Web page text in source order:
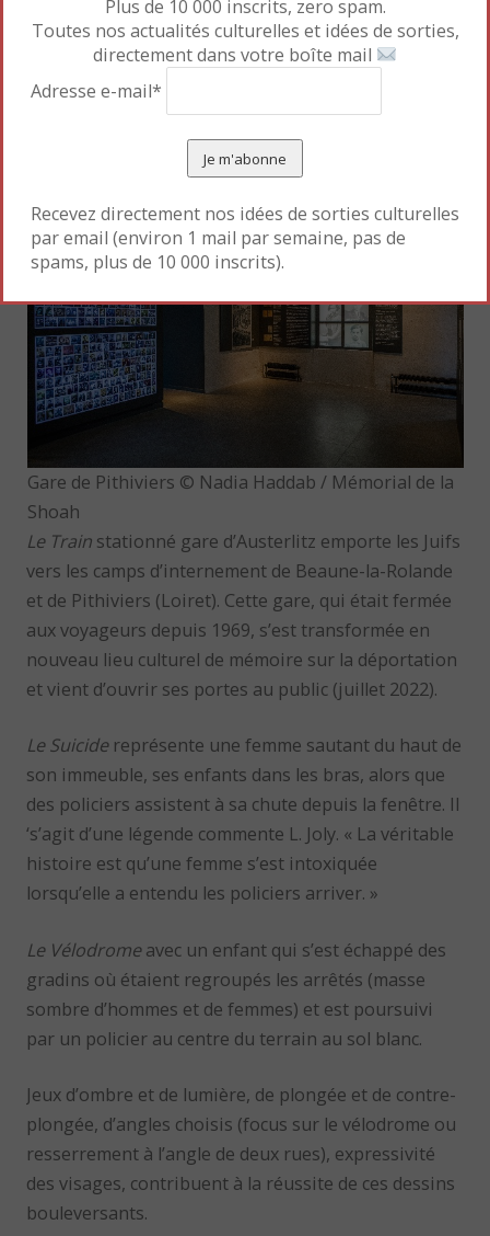
L’Autobus, Cabu, 1967. Publié dans le n° 313 du
Nouveau Candide© V. Cabut
conduit une foule d’hommes, de femmes
et d’enfants entassés, et dont chaque visage exprime
un sentiment qui lui est propre.
Gare de Pithiviers © Nadia Haddab / Mémorial de la
Shoah
Le Train stationné gare d’Austerlitz emporte les Juifs
vers les camps d’internement de Beaune-la-Rolande
et de Pithiviers (Loiret). Cette gare, qui était fermée
aux voyageurs depuis 1969, s’est transformée en
nouveau lieu culturel de mémoire sur la déportation
et vient d’ouvrir ses portes au public (juillet 2022).
Le Suicidereprésente une femme sautant du haut de
son immeuble, ses enfants dans les bras, alors que
des policiers assistent à sa chute depuis la fenêtre. Il
‘s’agit d’une légende commente L. Joly. « La véritable
histoire est qu’une femme s’est intoxiquée
lorsqu’elle a entendu les policiers arriver. »
Le Vélodromeavec un enfant qui s’est échappé des
gradins où étaient regroupés les arrêtés (masse
sombre d’hommes et de femmes) et est poursuivi
par un policier au centre du terrain au sol blanc.
Jeux d’ombre et de lumière, de plongée et de contre-
plongée, d’angles choisis (focus sur le vélodrome ou
resserrement à l’angle de deux rues), expressivité
des visages, contribuent à la réussite de ces dessins
bouleversants.
Plus de 10 000 inscrits, zero spam.
Toutes nos actualités culturelles et idées de sorties,
directement dans votre boîte mail
Adresse e-mail*
Recevez directement nos idées de sorties culturelles
par email (environ 1 mail par semaine, pas de
spams, plus de 10 000 inscrits).